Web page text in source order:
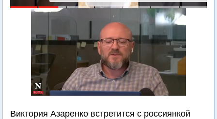
Виктория Азаренко встретится с россиянкой